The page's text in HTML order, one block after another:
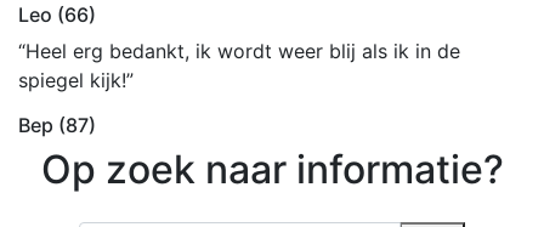
Leo (66)
“Heel erg bedankt, ik wordt weer blij als ik in de
spiegel kijk!”
Bep (87)
Op zoek naar informatie?